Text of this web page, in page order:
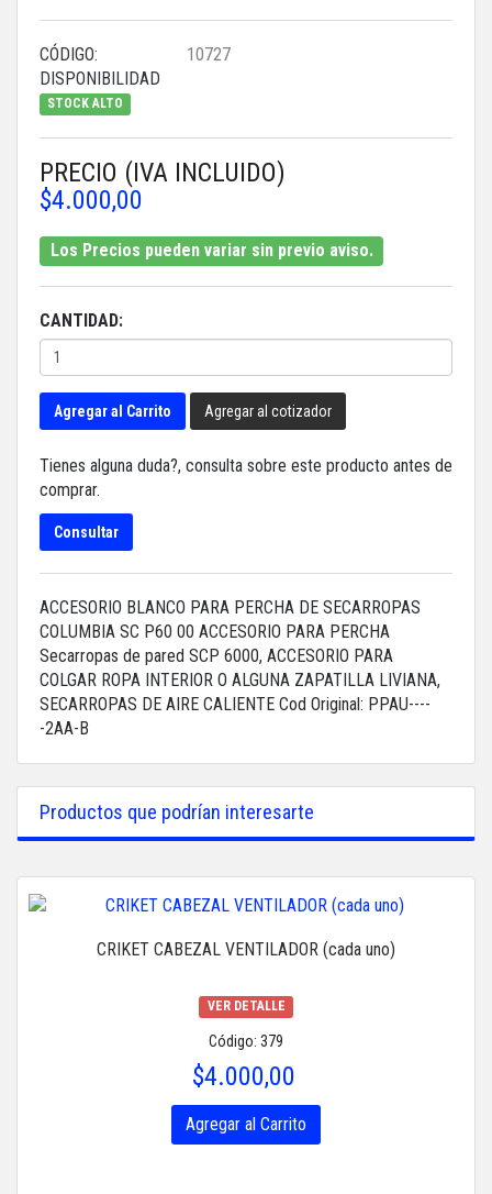
CÓDIGO:
10727
DISPONIBILIDAD
STOCK ALTO
PRECIO (IVA INCLUIDO)
$4.000,00
Los Precios pueden variar sin previo aviso.
CANTIDAD:
Agregar al Carrito Agregar al cotizador
Tienes alguna duda?, consulta sobre este producto antes de
comprar.
Consultar
ACCESORIO BLANCO PARA PERCHA DE SECARROPAS
COLUMBIA SC P60 00 ACCESORIO PARA PERCHA
Secarropas de pared SCP 6000, ACCESORIO PARA
COLGAR ROPA INTERIOR O ALGUNA ZAPATILLA LIVIANA,
SECARROPAS DE AIRE CALIENTE Cod Original: PPAU----
-2AA-B
Productos que podrían interesarte
CRIKET CABEZAL VENTILADOR (cada uno)
VER DETALLE
Código: 379
$4.000,00
Agregar al Carrito